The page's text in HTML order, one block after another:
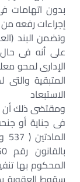
بدون اتهامات
إجراءات رفعه
وتضمن البند
على أنه فى
الإدارى لمحو
المتبقية
الاستبعاد
ومقتضى ذلك أن
فى جناية أو
المحكوم بها